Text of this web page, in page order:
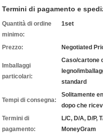
Termini di pagamento e
Quantità di ordine
minimo:
1set
Prezzo: Negotiated
Imballaggi
particolari:
Caso/cartone
legno/
standard
Tempi di consegna:
Solitamente
dopo che
Termini di
pagamento:
L/C, D/A, D/P,
MoneyGram